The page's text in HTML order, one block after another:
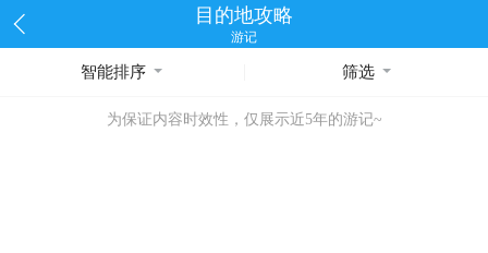
目的地攻略
游记
智能排序 筛选
为保证内容时效性，仅展示近5年的游记~